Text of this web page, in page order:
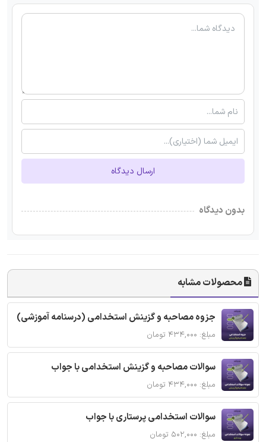
ارسال دیدگاه
بدون دیدگاه
محصولات مشابه
جزوه مصاحبه و گزینش استخدامی (درسنامه آموزشی)
مبلغ: ۴۳۴,۰۰۰ تومان
سوالات مصاحبه و گزینش استخدامی با جواب
مبلغ: ۴۳۴,۰۰۰ تومان
سوالات استخدامی پرستاری با جواب
مبلغ: ۵۰۲,۰۰۰ تومان